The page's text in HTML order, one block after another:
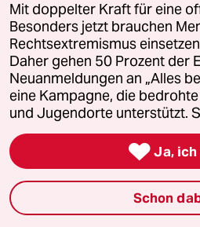
Nord
Wahrheit
Themen
Hitze
Mit doppelter Kraft für eine
Besonders jetzt brauchen
Rechtsextremismus
Daher gehen 50 Prozent der
Neuanmeldungen an „Alles
eine Kampagne, die
und Jugendorte unterstützt.
 Ja, ich
Schon